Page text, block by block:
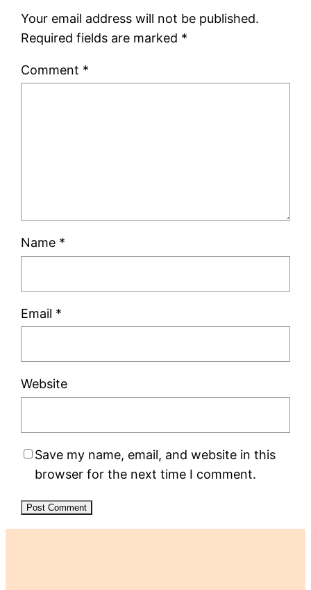
Your email address will not be published.
Required fields are marked *
Comment *
Name *
Email *
Website
Save my name, email, and website in this
browser for the next time I comment.